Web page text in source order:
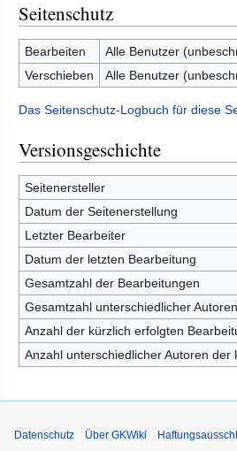
Seitenschutz
Bearbeiten
Alle Benutzer
Verschieben
Alle Benutzer
Das Seitenschutz-Logbuch für diese
Versionsgeschichte
Seitenersteller
Datum der Seitenerstellung
Letzter Bearbeiter
Datum der letzten Bearbeitung
Gesamtzahl der Bearbeitungen
Gesamtzahl unterschiedlicher Autoren
Anzahl der kürzlich erfolgten
Anzahl unterschiedlicher Autoren
Datenschutz Über GKWiki